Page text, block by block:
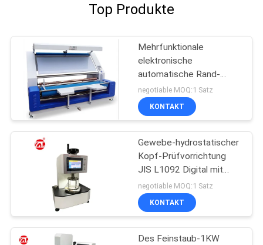
Top Produkte
Mehrfunktionale
elektronische
automatische Rand-
Gewebe-Inspektions-
Maschine
negotiable MOQ:1 Satz
KONTAKT
Gewebe-hydrostatischer
Kopf-Prüfvorrichtung
JIS L1092 Digital mit
LCD-Touch Screen
negotiable MOQ:1 Satz
KONTAKT
Des Feinstaub-1KW